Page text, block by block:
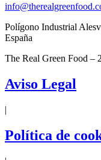
Polígono Industrial
España
The Real Green Food –
Aviso Legal
|
Política de